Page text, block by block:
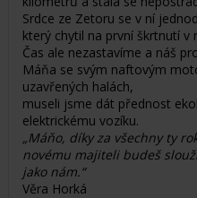
Srdce ze Zetoru se v ní
který chytil na první škrtnutí v
Čas ale nezastavíme a náš
Máňa se svým naftovým
uzavřených halách,
museli jsme dát přednost
elektrickému vozíku.
„Máňo, díky za všechny ty
novému majiteli budeš
jako nám.“
Věra Horká